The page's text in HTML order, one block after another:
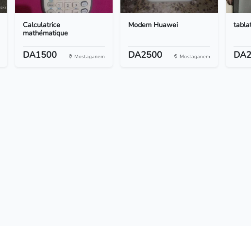
Calculatrice
mathématique
DA1500 Mostaganem
Modem Huawei
DA2500 Mostaganem